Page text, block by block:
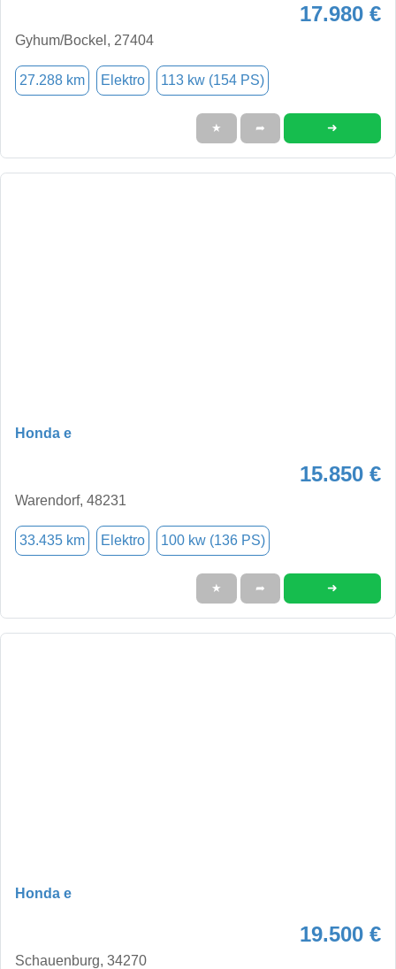
17.980 €
Gyhum/Bockel, 27404
27.288 km Elektro 113 kw (154 PS)
★ ➦ ➜
Honda e
15.850 €
Warendorf, 48231
33.435 km Elektro 100 kw (136 PS)
★ ➦ ➜
Honda e
19.500 €
Schauenburg, 34270